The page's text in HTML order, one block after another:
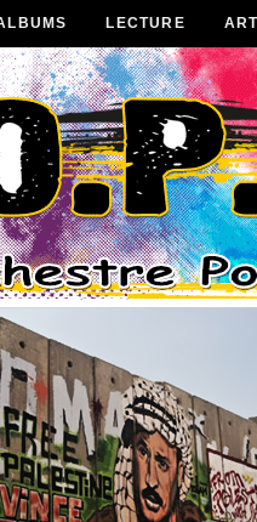
LECTURE